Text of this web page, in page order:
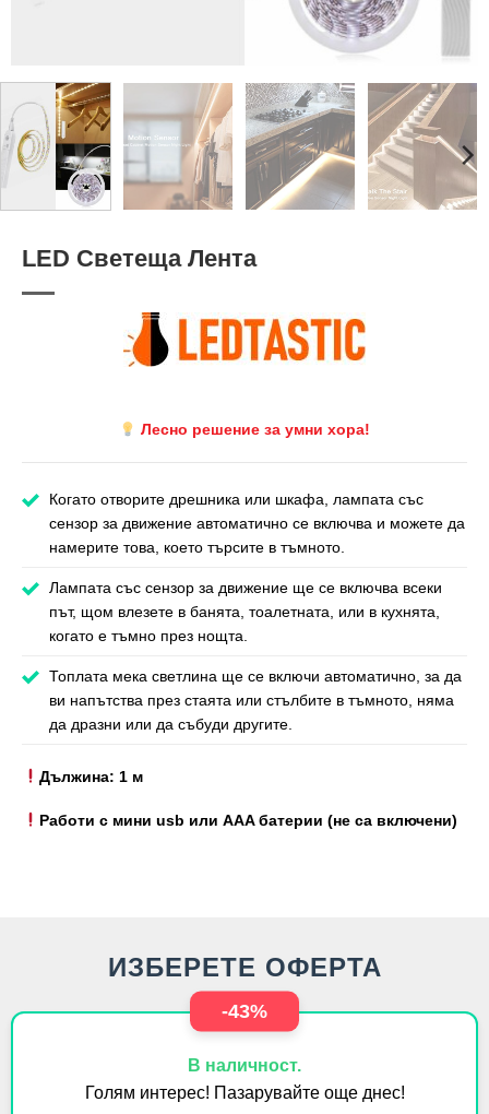
LED Светеща Лента
Лесно решение за умни хора!
Когато отворите дрешника или шкафа, лампата със
сензор за движение автоматично се включва и можете да
намерите това, което търсите в тъмното.
Лампата със сензор за движение ще се включва всеки
път, щом влезете в банята, тоалетната, или в кухнята,
когато е тъмно през нощта.
Топлата мека светлина ще се включи автоматично, за да
ви напътства през стаята или стълбите в тъмното, няма
да дразни или да събуди другите.
Дължина: 1 м
Работи с мини usb или AAA батерии (не са включени)
ИЗБЕРЕТЕ ОФЕРТА
-43%
В наличност.
Голям интерес! Пазарувайте още днес!